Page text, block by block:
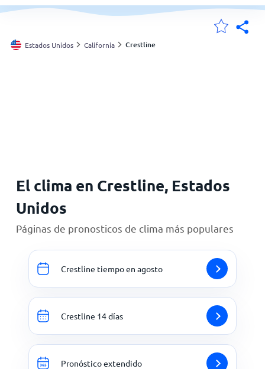
España
Argentina
Estados Unidos California Crestline
El clima en Crestline, Estados
Unidos
Páginas de pronosticos de clima más populares
Crestline tiempo en agosto
Crestline 14 días
Pronóstico extendido